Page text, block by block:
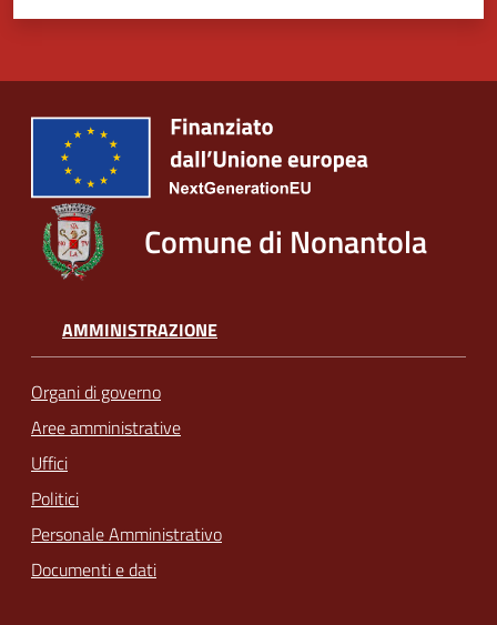
Comune di Nonantola
AMMINISTRAZIONE
Organi di governo
Aree amministrative
Uffici
Politici
Personale Amministrativo
Documenti e dati